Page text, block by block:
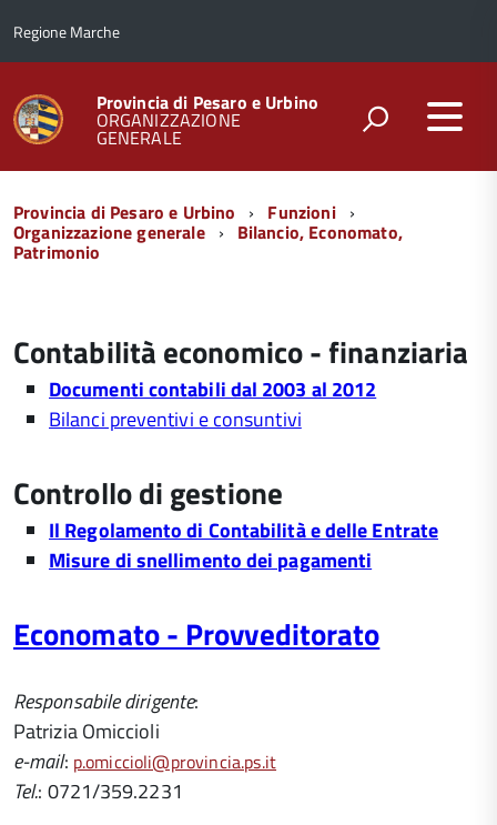
Regione Marche
Provincia di Pesaro e Urbino
ORGANIZZAZIONE
GENERALE
Menu
di
navigazione
Provincia di Pesaro e Urbino Funzioni
Organizzazione generale Bilancio, Economato,
Patrimonio
Contabilità economico - finanziaria
Documenti contabili dal 2003 al 2012
Bilanci preventivi e consuntivi
Controllo di gestione
Il Regolamento di Contabilità e delle Entrate
Misure di snellimento dei pagamenti
Economato - Provveditorato
Responsabile dirigente:
Patrizia Omiccioli
e-mail: p.omiccioli@provincia.ps.it
Tel.: 0721/359.2231